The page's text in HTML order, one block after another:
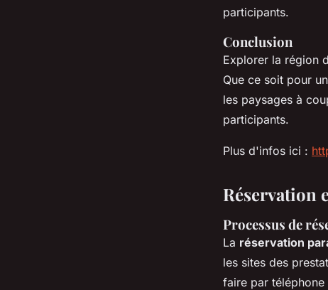
participants.
Conclusion
Explorer la région
Que ce soit pour
les paysages à
participants.
Plus d'infos ici :
Réservation
Processus de
La réservation
les sites des
faire par